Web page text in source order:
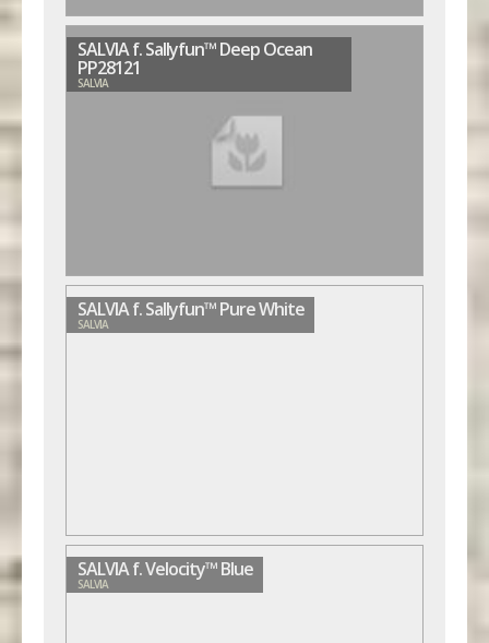
SALVIA f. Sallyfun™ Deep Ocean
PP28121
SALVIA
SALVIA f. Sallyfun™ Pure White
SALVIA
SALVIA f. Velocity™ Blue
SALVIA